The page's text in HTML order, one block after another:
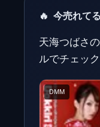
🔥 今売れて
天海つばさ
ルでチェック
DMM